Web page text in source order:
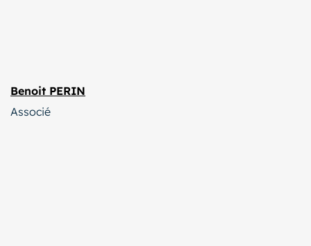
Benoit PERIN
Associé